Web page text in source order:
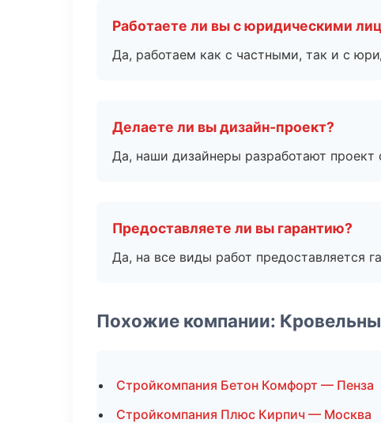
Работаете ли вы с юридическими
Да, работаем как с частными, так и с
Делаете ли вы дизайн-проект?
Да, наши дизайнеры разработают
Предоставляете ли вы гарантию?
Да, на все виды работ предоставляется
Похожие компании:
Стройкомпания Бетон Комфорт — Пенза
Стройкомпания Плюс Кирпич — Москва